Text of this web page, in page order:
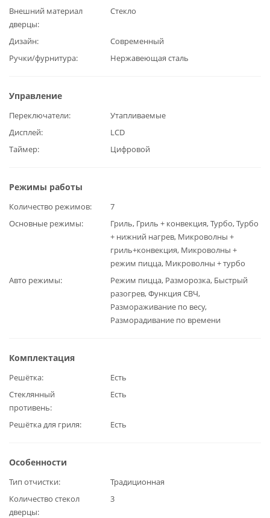
Внешний материал
дверцы
Стекло
Дизайн
Современный
Ручки/фурнитура
Нержавеющая сталь
Управление
Переключатели
Утапливаемые
Дисплей
LCD
Таймер
Цифровой
Режимы работы
Количество режимов
7
Основные режимы
Гриль, Гриль + конвекция, Турбо, Турбо
+ нижний нагрев, Микроволны +
гриль+конвекция, Микроволны +
режим пицца, Микроволны + турбо
Авто режимы
Режим пицца, Разморозка, Быстрый
разогрев, Функция СВЧ,
Размораживание по весу,
Разморадивание по времени
Комплектация
Решётка
Есть
Стеклянный
противень
Есть
Решётка для гриля Есть
Особенности
Тип отчистки
Традиционная
Количество стекол
дверцы
3